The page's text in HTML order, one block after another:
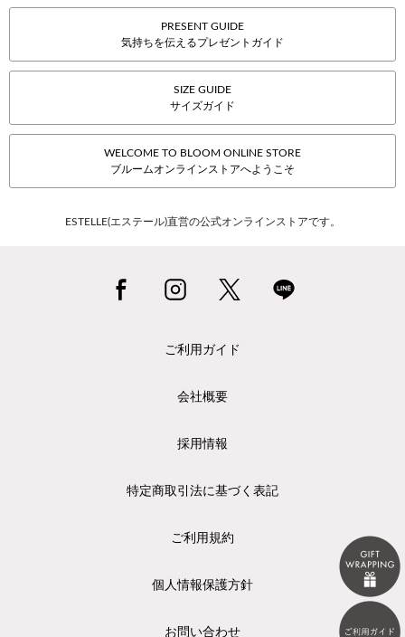
PRESENT GUIDE
気持ちを伝えるプレゼントガイド
SIZE GUIDE
サイズガイド
WELCOME TO BLOOM ONLINE STORE
ブルームオンラインストアへようこそ
ESTELLE(エステール)直営の公式オンラインストアです。
ご利用ガイド
会社概要
採用情報
特定商取引法に基づく表記
ご利用規約
個人情報保護方針
お問い合わせ